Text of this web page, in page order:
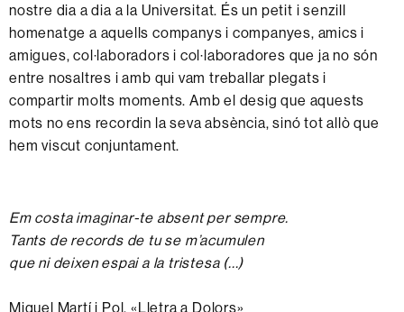
nostre dia a dia a la Universitat. És un petit i senzill
homenatge a aquells companys i companyes, amics i
amigues, col·laboradors i col·laboradores que ja no són
entre nosaltres i amb qui vam treballar plegats i
compartir molts moments. Amb el desig que aquests
mots no ens recordin la seva absència, sinó tot allò que
hem viscut conjuntament.
Em costa imaginar-te absent per sempre.
Tants de records de tu se m’acumulen
que ni deixen espai a la tristesa (...)
Miquel Martí i Pol, «Lletra a Dolors»